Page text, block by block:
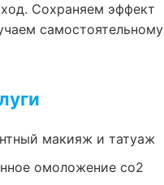
Сохраняем эффект
самостоятельному
макияж и татуаж
омоложение co2